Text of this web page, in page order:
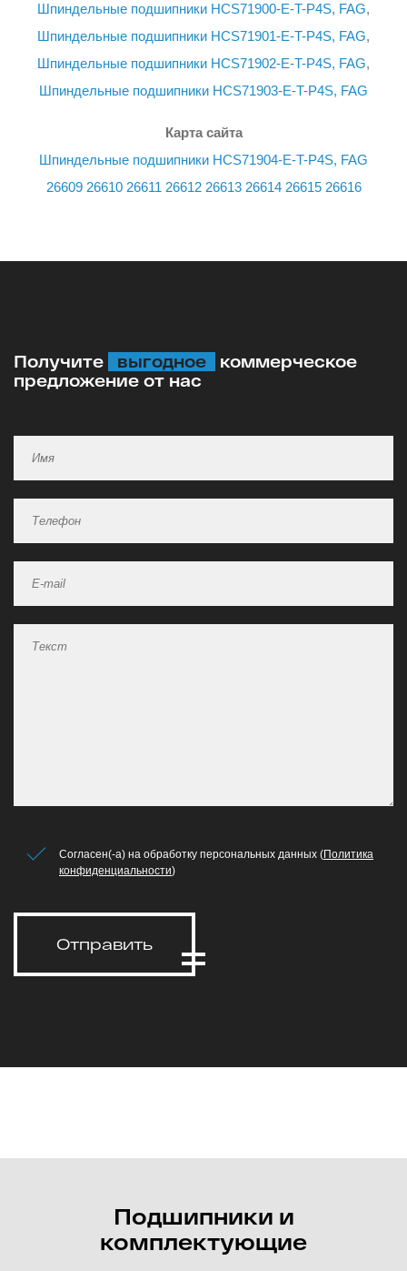
Шпиндельные подшипники HCS71900-E-T-P4S, FAG,
Шпиндельные подшипники HCS71901-E-T-P4S, FAG,
Шпиндельные подшипники HCS71902-E-T-P4S, FAG,
Шпиндельные подшипники HCS71903-E-T-P4S, FAG
Карта сайта
Шпиндельные подшипники HCS71904-E-T-P4S, FAG
26609 26610 26611 26612 26613 26614 26615 26616
Получите выгодное
коммерческое
предложение от нас
Согласен(-а) на обработку персональных данных (Политика
конфиденциальности)
Отправить
Подшипники и
комплектующие